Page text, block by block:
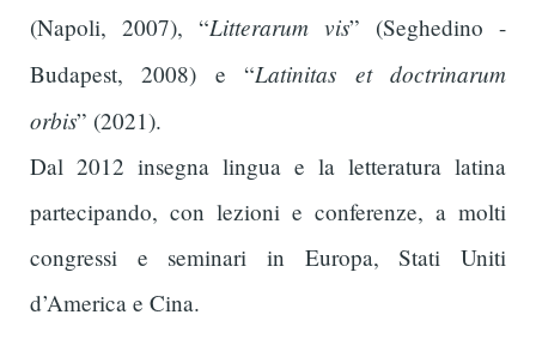
(Napoli, 2007), “Litterarum vis” (Seghedino -
Budapest, 2008) e “Latinitas et doctrinarum
orbis” (2021).
Dal 2012 insegna lingua e la letteratura latina
partecipando, con lezioni e conferenze, a molti
congressi e seminari in Europa, Stati Uniti
d’America e Cina.